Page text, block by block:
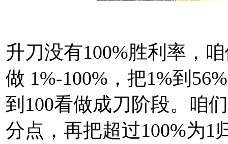
升刀没有100%胜利率，
做 1%-100%，把1%到
到100看做成刀阶段。咱
分点，再把超过100%为1